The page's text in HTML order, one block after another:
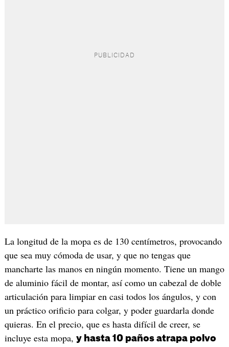
La longitud de la mopa es de 130 centímetros, provocando
que sea muy cómoda de usar, y que no tengas que
mancharte las manos en ningún momento. Tiene un mango
de aluminio fácil de montar, así como un cabezal de doble
articulación para limpiar en casi todos los ángulos, y con
un práctico orificio para colgar, y poder guardarla donde
quieras. En el precio, que es hasta difícil de creer, se
incluye esta mopa, y hasta 10 paños atrapa polvo